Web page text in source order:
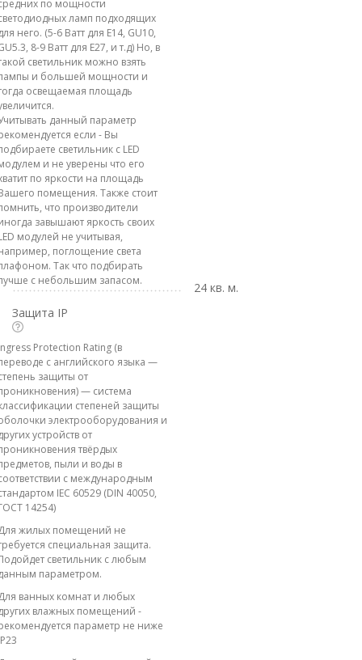
по мощности
ламп подходящих
него. (5-6 Ватт для E14, GU10,
8-9 Ватт для E27, и т.д) Но, в
светильник можно взять
и большей мощности и
освещаемая площадь
данный параметр
если - Вы
светильник с LED
и не уверены что его
по яркости на площадь
помещения. Также стоит
что производители
завышают яркость своих
модулей не учитывая,
поглощение света
Так что подбирать
с небольшим запасом.
24 кв. м.
Защита IP
Protection Rating (в
с английского языка —
защиты от
— система
степеней защиты
электрооборудования и
устройств от
твёрдых
пыли и воды в
с международным
IEC 60529 (DIN 40050,
14254)
жилых помещений не
специальная защита.
светильник с любым
параметром.
ванных комнат и любых
влажных помещений -
параметр не ниже